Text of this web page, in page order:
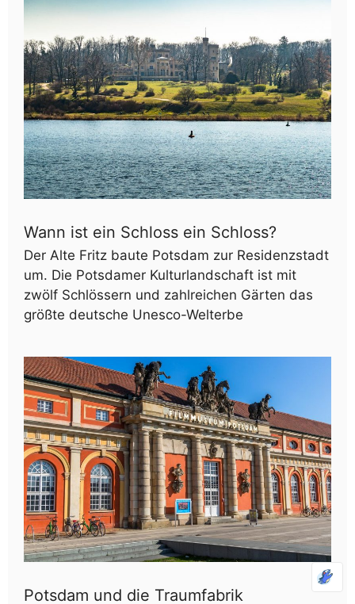
Wann ist ein Schloss ein Schloss?
Der Alte Fritz baute Potsdam zur Residenzstadt
um. Die Potsdamer Kulturlandschaft ist mit
zwölf Schlössern und zahlreichen Gärten das
größte deutsche Unesco-Welterbe
Potsdam und die Traumfabrik